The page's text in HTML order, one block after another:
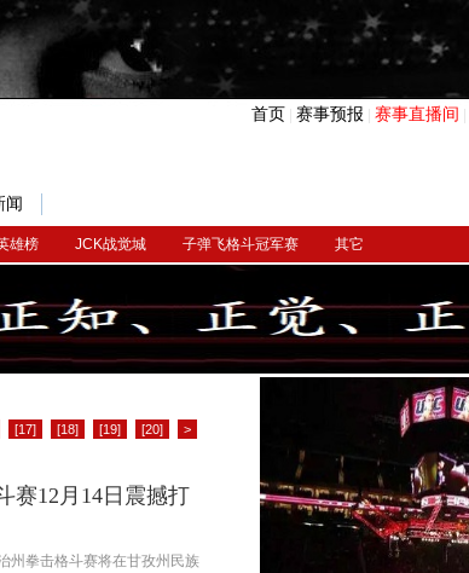
首页 赛事预报 赛事直播间
雄榜 JCK战觉城 子弹飞格斗冠军赛 其它
闻
[17] [18] [19] [20] >
赛12月14日震撼打
州拳击格斗赛将在甘孜州民族